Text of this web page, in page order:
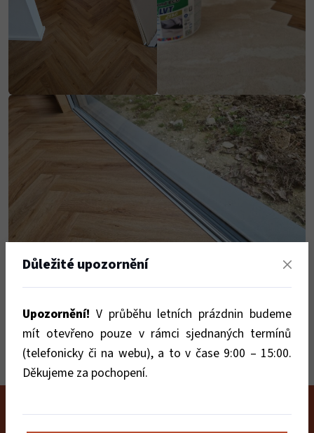
Důležité upozornění
Upozornění! V průběhu letních prázdnin budeme
mít otevřeno pouze v rámci sjednaných termínů
(telefonicky či na webu), a to v čase 9:00 – 15:00.
Děkujeme za pochopení.